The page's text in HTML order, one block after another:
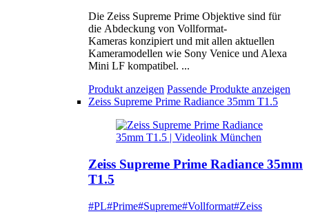
Die Zeiss Supreme Prime Objektive sind für
die Abdeckung von Vollformat-
Kameras konzipiert und mit allen aktuellen
Kameramodellen wie Sony Venice und Alexa
Mini LF kompatibel. ...
Produkt anzeigen Passende Produkte anzeigen
Zeiss Supreme Prime Radiance 35mm T1.5
Zeiss Supreme Prime Radiance 35mm
T1.5
#PL#Prime#Supreme#Vollformat#Zeiss